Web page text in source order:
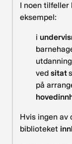
I noen tilfeller
eksempel:
i
ved sitat
på
Hvis ingen av
biblioteket